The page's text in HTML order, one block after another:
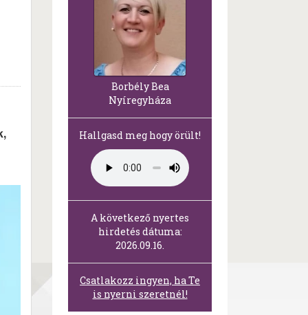
Borbély Bea
Nyíregyháza
Hallgasd meg hogy örült!
A következő nyertes
hirdetés dátuma:
2026.09.16.
Csatlakozz ingyen, ha Te
is nyerni szeretnél!